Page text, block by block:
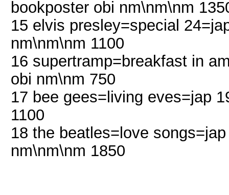
bookposter obi nm\nm\nm
15 elvis presley=special
nm\nm\nm 1100
16 supertramp=breakfast in
obi nm\nm 750
17 bee gees=living eves=jap
1100
18 the beatles=love
nm\nm\nm 1850